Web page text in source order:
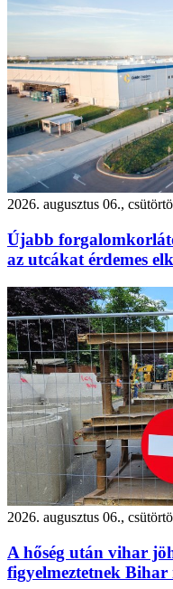
2026. augusztus 06.,
Újabb
az utcákat érdemes
2026. augusztus 06.,
A hőség után vihar
figyelmeztetnek Bihar